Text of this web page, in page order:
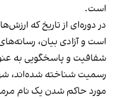
است.
در دوره‌ای از تاریخ که
است و آزادی بیان،
شفافیت و پاسخگویی به
رسمیت شناخته شده‌اند،
مورد حاکم شدن یک نام